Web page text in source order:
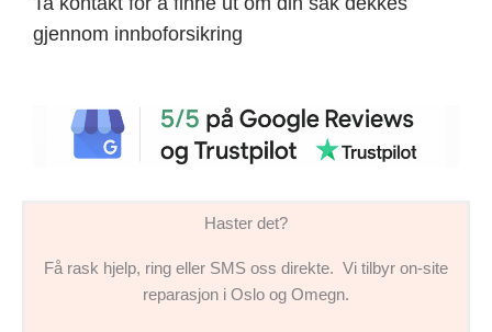
gjennom innboforsikring
Haster det?
Få rask hjelp, ring eller SMS oss direkte. Vi tilbyr on-site
reparasjon i Oslo og Omegn.